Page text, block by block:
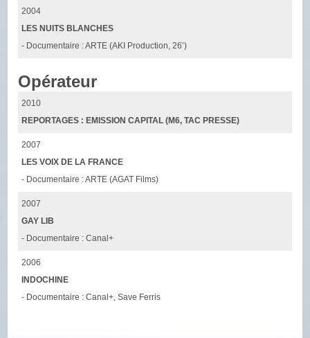
2004
LES NUITS BLANCHES
- Documentaire : ARTE (AKI Production, 26’)
Opérateur
2010
REPORTAGES : EMISSION CAPITAL (M6, TAC PRESSE)
2007
LES VOIX DE LA FRANCE
- Documentaire : ARTE (AGAT Films)
2007
GAY LIB
- Documentaire : Canal+
2006
INDOCHINE
- Documentaire : Canal+, Save Ferris